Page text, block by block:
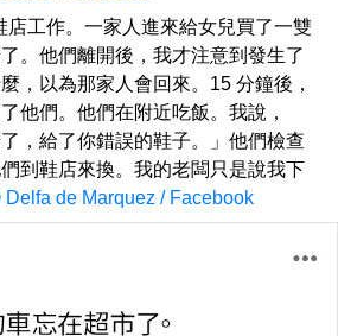
店工作。一家人進來給女兒買了一雙
。他們離開後，我才注意到發生了
，以為那家人會回來。15 分鐘後，
他們。他們在附近吃飯。我說，
了，給了你錯誤的鞋子。」他們檢查
到鞋店來換。我的老闆只是說我下
de Marquez / Facebook